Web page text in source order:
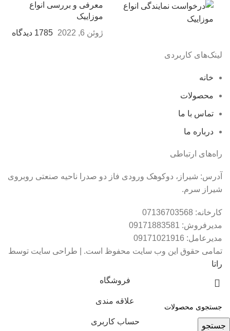
معرفی و بررسی انواع
موزاییک
ژوئن 6, 2022
1785 دیدگاه
لینک‌های کاربردی
خانه
محصولات
تماس با ما
درباره ما
راه‌های ارتباطی
آدرس: شیراز، دوکوهک ورودی فاز دو صدرا ناحیه صنعتی روبروی
شیراز سرم.
کارخانه: 07136703568
مدیرفروش: 09171883581
مدیرعامل: 09171021916
تمامی حقوق این وب سایت محفوظ است. | طراحی سایت توسط
راتا
جستجو
فروشگاه
علاقه مندی
حساب کاربری